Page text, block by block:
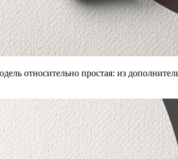
относительно простая: из